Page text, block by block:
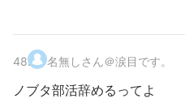
48. 名無しさん＠涙目です。
ノブタ部活辞めるってよ